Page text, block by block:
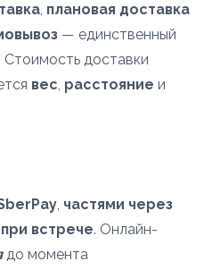
, плановая доставка
— единственный
Стоимость доставки
вес, расстояние и
, частями через
встрече. Онлайн-
до момента